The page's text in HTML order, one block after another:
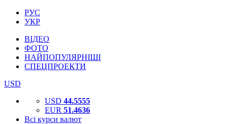
РУС
УКР
ВІДЕО
ФОТО
НАЙПОПУЛЯРНІШІ
СПЕЦПРОЕКТИ
USD
USD 44.5555
EUR 51.4636
Всі курси валют